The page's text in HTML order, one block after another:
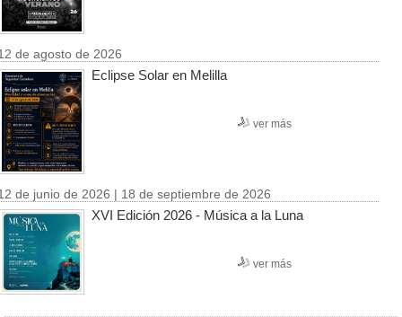
de agosto de 2026
Eclipse Solar en Melilla
ver más
de junio de 2026 | 18 de septiembre de 2026
XVI Edición 2026 - Música a la Luna
ver más